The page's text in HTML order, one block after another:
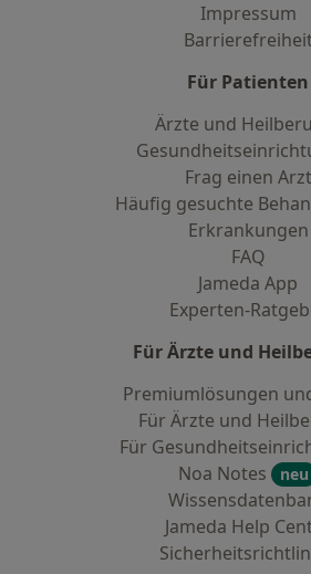
Impressum
Für Patienten
Ärzte und
Frag einen Arzt
Häufig gesuchte
Erkrankungen
FAQ
Jameda App
Experten-
Für Ärzte und
Premiumlösungen
Für Ärzte und
Für
Noa Notes
neu
Jameda Help